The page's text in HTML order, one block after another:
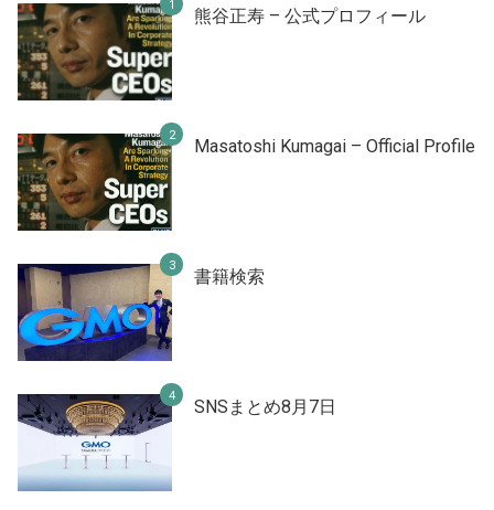
熊谷正寿 – 公式プロフィール
Masatoshi Kumagai – Official Profile
書籍検索
SNSまとめ8月7日